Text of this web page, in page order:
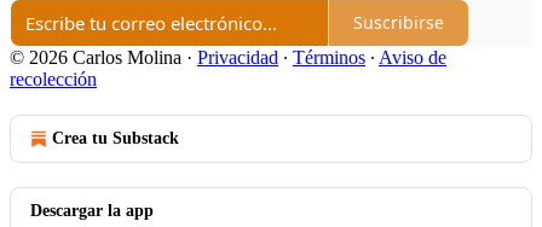
Suscribirse
© 2026 Carlos Molina · Privacidad ∙ Términos ∙ Aviso de
recolección
Crea tu Substack
Descargar la app